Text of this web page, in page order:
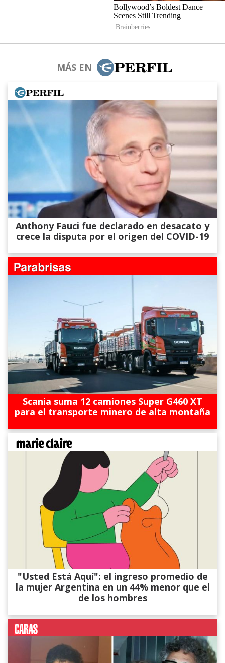
MÁS EN
Anthony Fauci fue declarado en desacato y
crece la disputa por el origen del COVID-19
Scania suma 12 camiones Super G460 XT
para el transporte minero de alta montaña
"Usted Está Aquí": el ingreso promedio de
la mujer Argentina en un 44% menor que el
de los hombres